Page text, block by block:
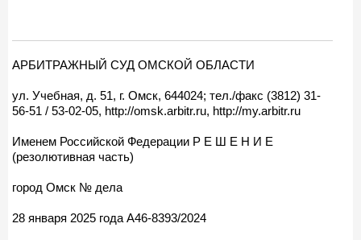
АРБИТРАЖНЫЙ СУД ОМСКОЙ ОБЛАСТИ
ул. Учебная, д. 51, г. Омск, 644024; тел./факс (3812) 31-
56-51 / 53-02-05, http://omsk.arbitr.ru, http://my.arbitr.ru
Именем Российской Федерации Р Е Ш Е Н И Е
(резолютивная часть)
город Омск № дела
28 января 2025 года А46-8393/2024